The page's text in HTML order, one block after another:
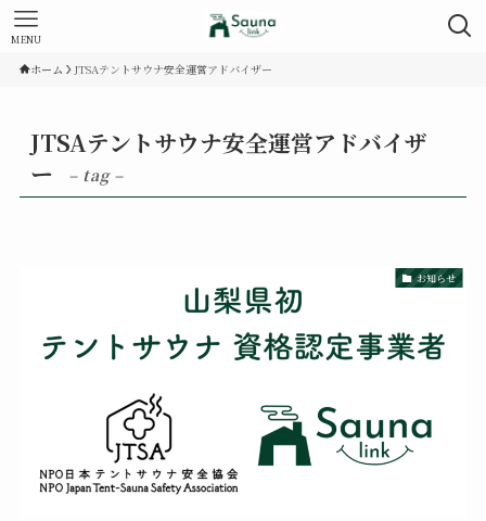
MENU
ホーム JTSAテントサウナ安全運営アドバイザー
JTSAテントサウナ安全運営アドバイザ
ー
– tag –
お知らせ